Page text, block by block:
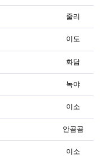
줄리
이도
화담
녹야
이소
안곰곰
이소